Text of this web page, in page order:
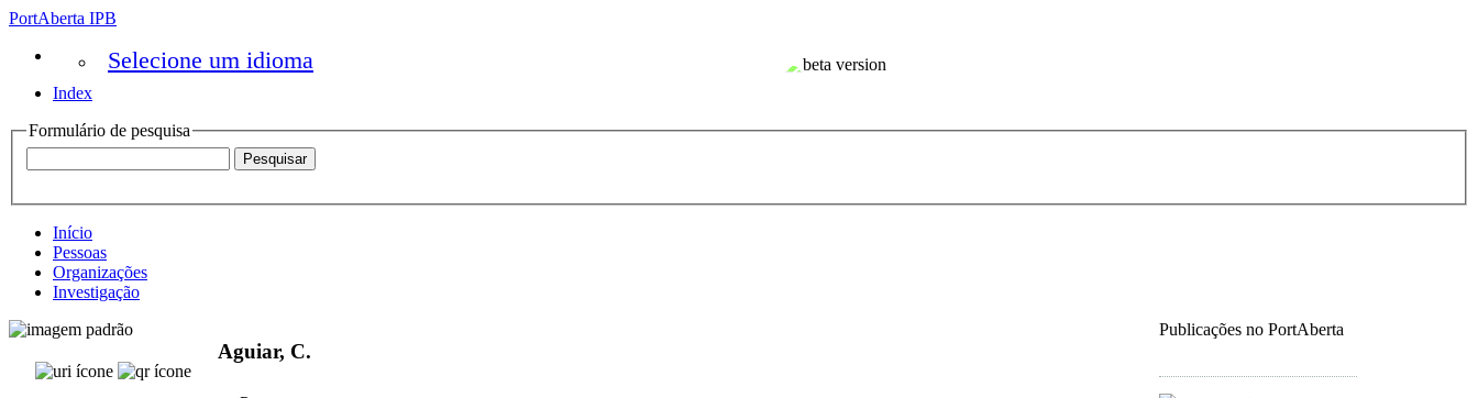
PortAberta IPB
Selecione um idioma
Index
Formulário de pesquisa
Início
Pessoas
Organizações
Investigação
Publicações no PortAberta
Aguiar, C.